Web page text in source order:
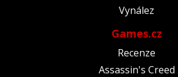
Vynález
Games.cz
Recenze
Assassin's Creed